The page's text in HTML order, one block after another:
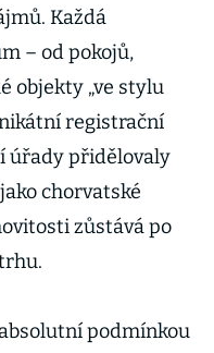
Každá
– od pokojů,
objekty „ve stylu
registrační
úřady přidělovaly
chorvatské
zůstává po
podmínkou